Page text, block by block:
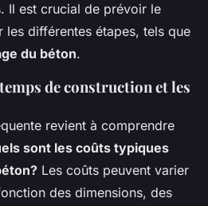
Il est crucial de prévoir le
les différentes étapes, tels que
du béton.
de construction et les
revient à comprendre
sont les coûts typiques
Les coûts peuvent varier
des dimensions, des